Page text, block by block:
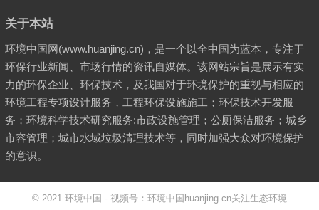
关于本站
环境中国网(www.huanjing.cn)，是一个以全中国为蓝本，专注于
环保行业新闻、市场行情的资讯自媒体。该网站宗旨是展示有实
力的环保企业、环保技术，及我国对于环境保护的重视与相应的
环境工程专项设计服务，工程环保设施施工；环保技术开发服
务；环境科学技术研究服务;市政设施管理；公厕保洁服务；城乡
市容管理；城市水域垃圾清理技术等，同时加强大众对环境保护
的意识。
© 2021 环境中国 - 视频号：环境中国huanjing.cn关注生态环境